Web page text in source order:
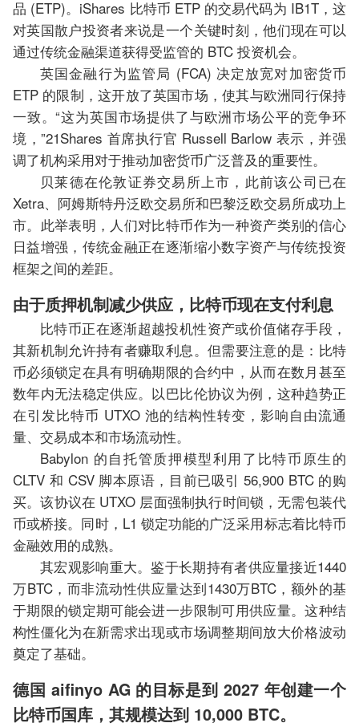
品 (ETP)。iShares 比特币 ETP 的交易代码为 IB1T，这
对英国散户投资者来说是一个关键时刻，他们现在可以
通过传统金融渠道获得受监管的 BTC 投资机会。
英国金融行为监管局 (FCA) 决定放宽对加密货币
ETP 的限制，这开放了英国市场，使其与欧洲同行保持
一致。“这为英国市场提供了与欧洲市场公平的竞争环
境，”21S​​hares 首席执行官 Russell Barlow 表示，并强
调了机构采用对于推动加密货币广泛普及的重要性。
贝莱德在伦敦证券交易所上市，此前该公司已在
Xetra、阿姆斯特丹泛欧交易所和巴黎泛欧交易所成功上
市。此举表明，人们对比特币作为一种资产类别的信心
日益增强，传统金融正在逐渐缩小数字资产与传统投资
框架之间的差距。
由于质押机制减少供应，比特币现在支付利息
比特币正在逐渐超越投机性资产或价值储存手段，
其新机制允许持有者赚取利息。但需要注意的是：比特
币必须锁定在具有明确期限的合约中，从而在数月甚至
数年内无法稳定供应。以巴比伦协议为例，这种趋势正
在引发比特币 UTXO 池的结构性转变，影响自由流通
量、交易成本和市场流动性。
Babylon 的自托管质押模型利用了比特币原生的
CLTV 和 CSV 脚本原语，目前已吸引 56,900 BTC 的购
买。该协议在 UTXO 层面强制执行时间锁，无需包装代
币或桥接。同时，L1 锁定功能的广泛采用标志着比特币
金融效用的成熟。
其宏观影响重大。鉴于长期持有者供应量接近1440
万BTC，而非流动性供应量达到1430万BTC，额外的基
于期限的锁定期可能会进一步限制可用供应量。这种结
构性僵化为在新需求出现或市场调整期间放大价格波动
奠定了基础。
德国 aifinyo AG 的目标是到 2027 年创建一个
比特币国库，其规模达到 10,000 BTC。